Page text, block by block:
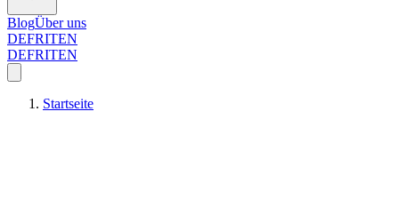
BlogÜber uns
DEFRITEN
DEFRITEN
Startseite